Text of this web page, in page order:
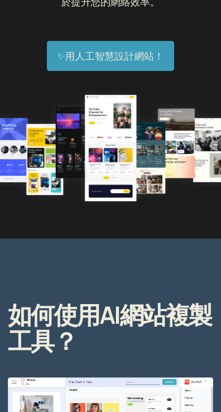
✨用人工智慧設計網站！
如何使用AI網站複製
工具？